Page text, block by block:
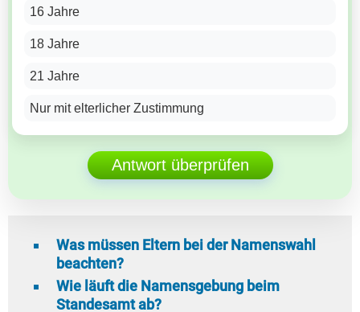
16 Jahre
18 Jahre
21 Jahre
Nur mit elterlicher Zustimmung
Antwort überprüfen
Was müssen Eltern bei der Namenswahl
beachten?
Wie läuft die Namensgebung beim
Standesamt ab?